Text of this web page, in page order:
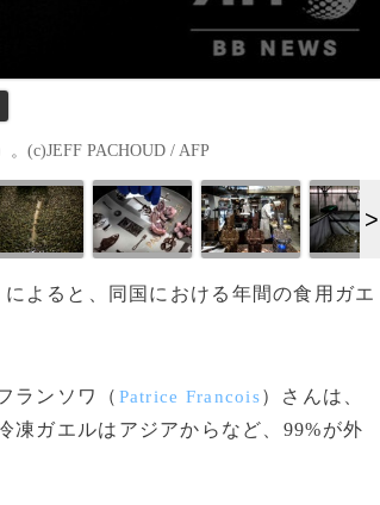
(c)JEFF PACHOUD / AFP
によると、同国における年間の食用ガエ
ランソワ（ Patrice Francois）さんは、
凍ガエルはアジアからなど、99%が外